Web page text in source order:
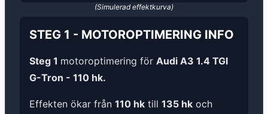
(Simulerad effektkurva)
STEG 1 - MOTOROPTIMERING INFO
Steg 1 motoroptimering för Audi A3 1.4 TGI
G-Tron - 110 hk.
Effekten ökar från 110 hk till 135 hk och